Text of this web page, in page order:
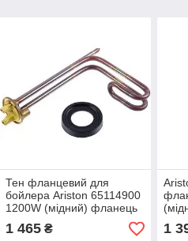
Тен фланцевий для
бойлера Ariston 65114900
1200W (мідний) фланець
48mm, L-170mm (під анод
M5)
1 465₴ 1